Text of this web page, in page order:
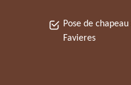
Pose de
Favieres